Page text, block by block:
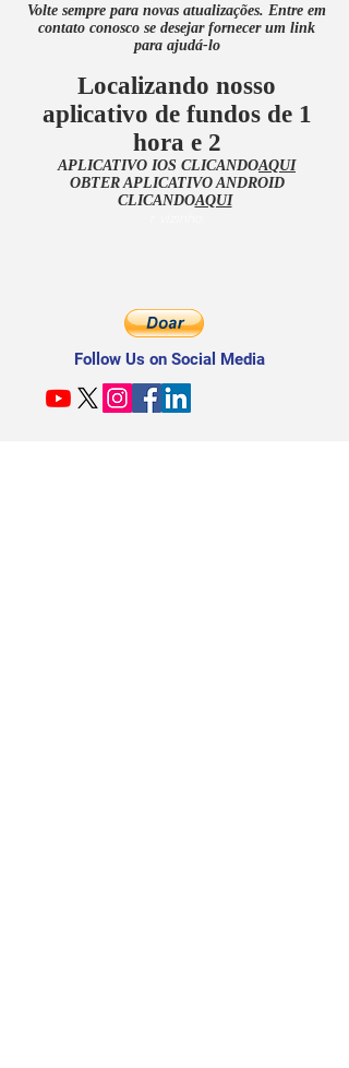
Volte sempre para novas atualizações. Entre em
contato conosco se desejar fornecer um link
para ajudá-lo
Localizando nosso
aplicativo de fundos de 1
hora e 2
APLICATIVO IOS CLICANDOAQUI
OBTER APLICATIVO ANDROID
CLICANDOAQUI
Follow Us on Social Media